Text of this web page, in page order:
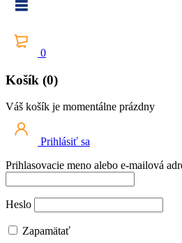
0
Košík (0)
Váš košík je momentálne prázdny
Prihlásiť sa
Prihlasovacie meno alebo e-mailová
Heslo
Zapamätať